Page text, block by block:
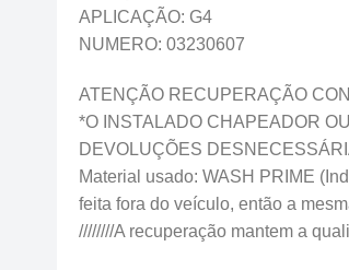
APLICAÇÃO: G4
NUMERO: 03230607
ATENÇÃO RECUPERAÇÃO
*O INSTALADO CHAPEADOR
DEVOLUÇÕES
Material usado: WASH PRIME
feita fora do veículo, então a
////////A recuperação mantem a